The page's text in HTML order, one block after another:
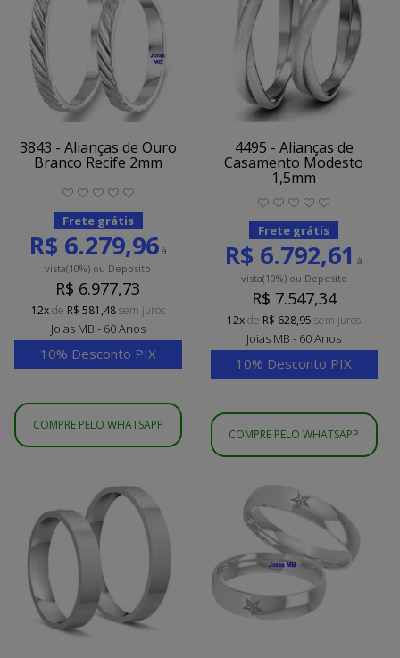
3843 - Alianças de Ouro
Branco Recife 2mm
Frete grátis
R$ 6.279,96à
vista(10%) ou Deposito
R$ 6.977,73
12xde R$ 581,48sem juros
Joias MB - 60 Anos
10% Desconto PIX
COMPRE PELO WHATSAPP
4495 - Alianças de
Casamento Modesto
1,5mm
Frete grátis
R$ 6.792,61 à
vista(10%)ou Deposito
R$ 7.547,34
12xde R$ 628,95 sem juros
Joias MB - 60 Anos
10% Desconto PIX
COMPRE PELO WHATSAPP